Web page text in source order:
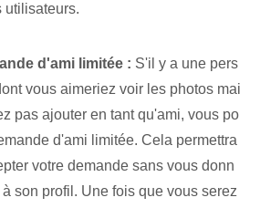
utilisateurs.
d'ami limitée : S'il y a une pers
vous aimeriez voir les photos mai
pas ajouter en tant qu'ami, vous po
d'ami limitée. Cela permettra
votre demande sans vous donn
son profil. Une fois que vous serez